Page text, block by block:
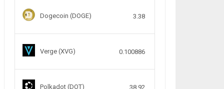
Dogecoin (DOGE) 3.38
Verge (XVG) 0.100886
Polkadot (DOT) 38.92